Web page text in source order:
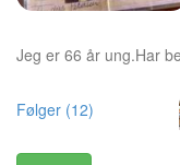
Jeg er 66 år ung.Har
Følger (12)